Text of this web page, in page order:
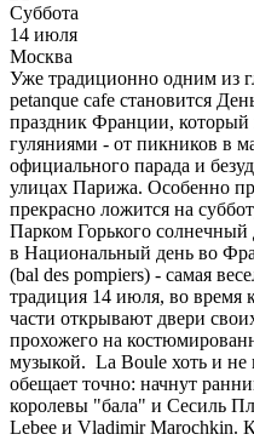
Суббота
14 июля
Москва
Уже традиционно одним из
petanque cafe становится
праздник Франции, который
гуляниями - от пикников в
официального парада и
улицах Парижа. Особенно
прекрасно ложится на
Парком Горького
в Национальный день во
(bal des pompiers) - самая
традиция 14 июля, во время
части открывают двери
прохожего на
музыкой. La Boule хоть и не
обещает точно: начнут
королевы "бала" и Сесиль
Lebee и Vladimir Marochkin.